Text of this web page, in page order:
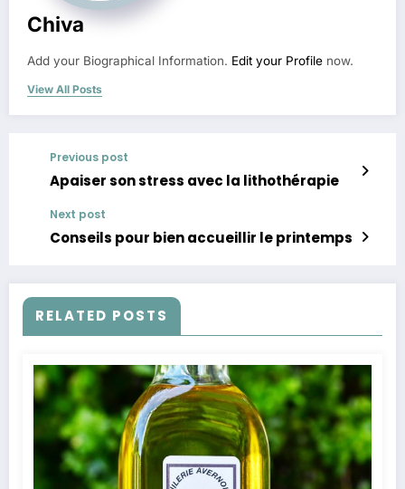
Chiva
Add your Biographical Information. Edit your Profile now.
View All Posts
Previous post
Apaiser son stress avec la lithothérapie
Next post
Conseils pour bien accueillir le printemps
RELATED POSTS